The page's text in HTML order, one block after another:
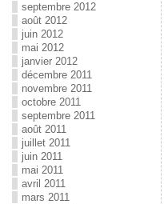
septembre 2012
août 2012
juin 2012
mai 2012
janvier 2012
décembre 2011
novembre 2011
octobre 2011
septembre 2011
août 2011
juillet 2011
juin 2011
mai 2011
avril 2011
mars 2011